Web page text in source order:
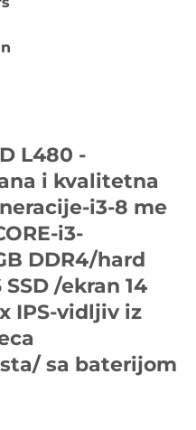
L480 -
i kvalitetna
i3-8 me
i3-
DDR4/hard
/ekran 14
IPS-vidljiv iz
sa baterijom